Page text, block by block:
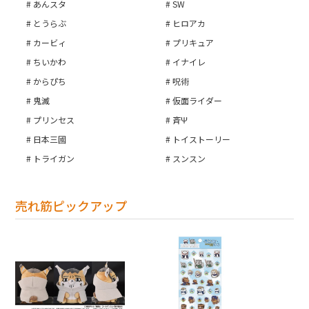
あんスタ
SW
とうらぶ
ヒロアカ
カービィ
プリキュア
ちいかわ
イナイレ
からぴち
呪術
鬼滅
仮面ライダー
プリンセス
斉Ψ
日本三國
トイストーリー
トライガン
スンスン
売れ筋ピックアップ